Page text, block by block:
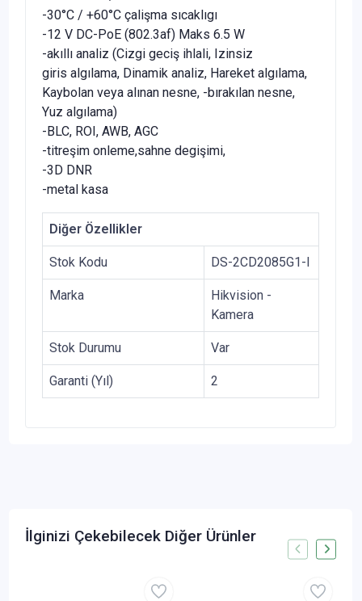
-30°C / +60°C çalişma sıcaklıgı
-12 V DC-PoE (802.3af) Maks 6.5 W
-akıllı analiz (Cizgi geciş ihlali, Izinsiz
giris algılama, Dinamik analiz, Hareket algılama,
Kaybolan veya alınan nesne, -bırakılan nesne,
Yuz algılama)
-BLC, ROI, AWB, AGC
-titreşim onleme,sahne degişimi,
-3D DNR
-metal kasa
Diğer Özellikler
Stok Kodu DS-2CD2085G1-I
Marka
Hikvision -
Kamera
Stok Durumu Var
Garanti (Yıl) 2
İlginizi Çekebilecek Diğer Ürünler